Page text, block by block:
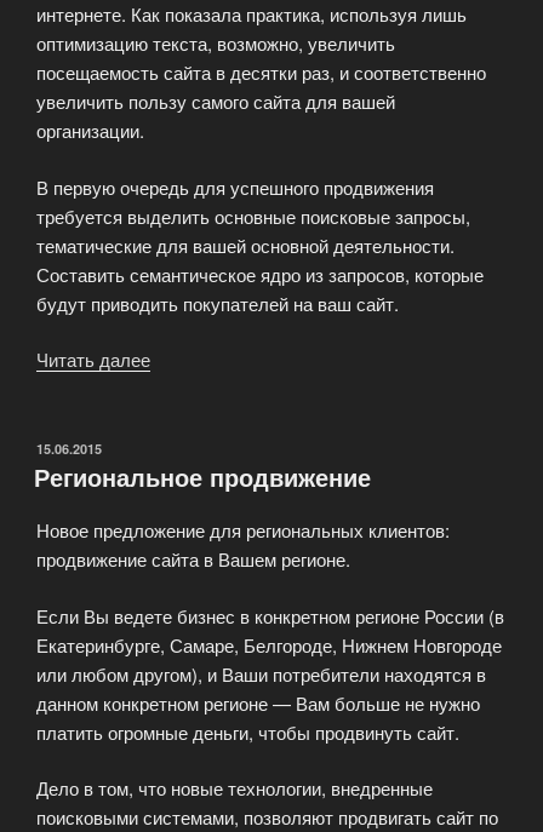
интернете. Как показала практика, используя лишь
оптимизацию текста, возможно, увеличить
посещаемость сайта в десятки раз, и соответственно
увеличить пользу самого сайта для вашей
организации.
В первую очередь для успешного продвижения
требуется выделить основные поисковые запросы,
тематические для вашей основной деятельности.
Составить семантическое ядро из запросов, которые
будут приводить покупателей на ваш сайт.
Читать далее
ОПУБЛИКОВАНО
15.06.2015
Региональное продвижение
Новое предложение для региональных клиентов:
продвижение сайта в Вашем регионе.
Если Вы ведете бизнес в конкретном регионе России (в
Екатеринбурге, Самаре, Белгороде, Нижнем Новгороде
или любом другом), и Ваши потребители находятся в
данном конкретном регионе — Вам больше не нужно
платить огромные деньги, чтобы продвинуть сайт.
Дело в том, что новые технологии, внедренные
поисковыми системами, позволяют продвигать сайт по